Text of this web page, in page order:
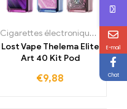
,Cigarettes électroniques
Cigarettes électroniques jetables
Lost Vape Thelema Elite
Art 40 Kit Pod
€9,88
E-mail
Chat